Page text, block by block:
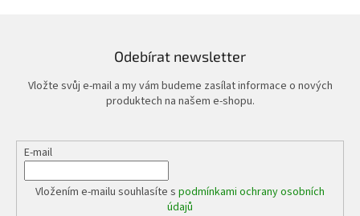
Odebírat newsletter
Vložte svůj e-mail a my vám budeme zasílat informace o nových
produktech na našem e-shopu.
E-mail
Vložením e-mailu souhlasíte s podmínkami ochrany osobních
údajů